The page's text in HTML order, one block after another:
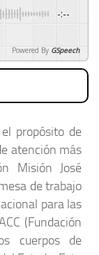
-:--
Powered By GSpeech
propósito de
atención más
Misión José
de trabajo
para las
(Fundación
cuerpos de